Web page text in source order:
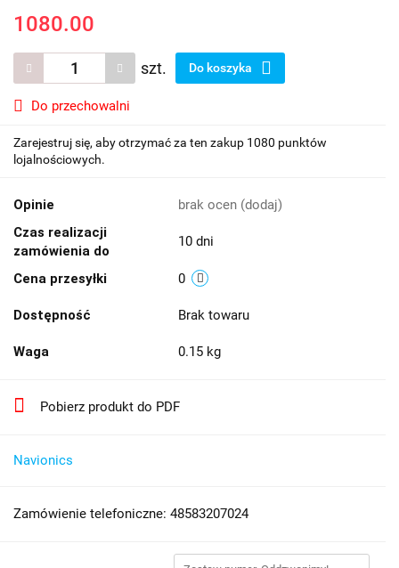
1080.00
szt. Do koszyka
Do przechowalni
Zarejestruj się, aby otrzymać za ten zakup 1080 punktów
lojalnościowych.
Opinie brak ocen (dodaj)
Czas realizacji
zamówienia do
10 dni
Cena przesyłki 0
Dostępność Brak towaru
Waga 0.15 kg
Pobierz produkt do PDF
Navionics
Zamówienie telefoniczne: 48583207024